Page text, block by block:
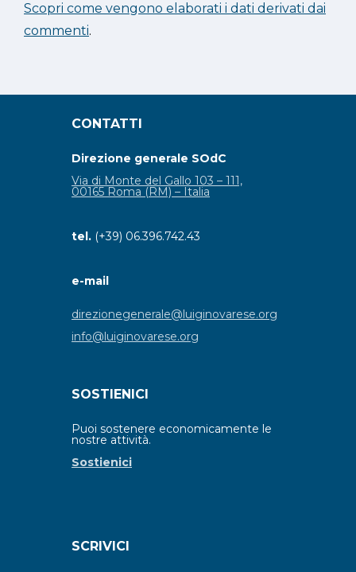
Scopri come vengono elaborati i dati derivati dai
commenti.
CONTATTI
Direzione generale SOdC
Via di Monte del Gallo 103 – 111,
00165 Roma (RM) – Italia
tel. (+39) 06.396.742.43
e-mail
direzionegenerale@luiginovarese.org
info@luiginovarese.org
SOSTIENICI
Puoi sostenere economicamente le
nostre attività.
Sostienici
SCRIVICI